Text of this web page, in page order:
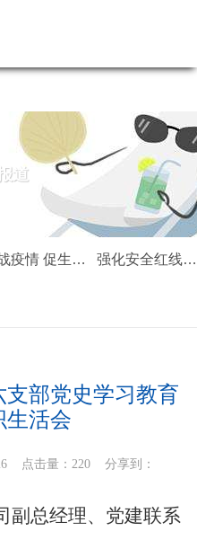
道
战疫情 促生产 宝钛在行动 强化安全红线 严守环保底线
部党史学习教育
生活会
26 点击量：220分享到：
副总经理、党建联系